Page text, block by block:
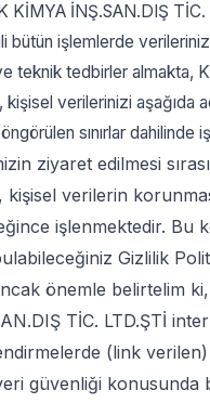
KİMYA İNŞ.SAN.DIŞ
bütün işlemlerde
teknik tedbirler almakta,
verilerinizi aşağıda
sınırlar dahilinde
ziyaret edilmesi
kişisel verilerin
işlenmektedir. Bu
Gizlilik
önemle belirtelim
TİC. LTD.ŞTİ
(link
güvenliği konusunda